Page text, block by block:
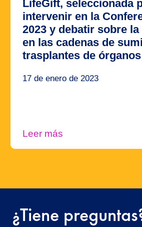
LifeGift, seleccionada
intervenir en la
2023 y debatir sobre
en las cadenas de
trasplantes de órganos
17 de enero de 2023
Leer más
¿Tiene